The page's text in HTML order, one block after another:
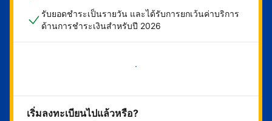
รับยอดชำระเป็นรายวัน และได้รับการยกเว้นค่าบริการ
ด้านการชำระเงินสำหรับปี 2026
เริ่มดำเนินการเลย
เริ่มลงทะเบียนไปแล้วหรือ?